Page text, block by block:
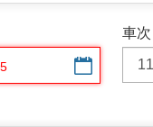
選擇日期
車次